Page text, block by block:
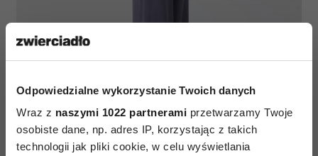
Odpowiedzialne wykorzystanie Twoich danych
Wraz z naszymi 1022 partnerami przetwarzamy Twoje
osobiste dane, np. adres IP, korzystając z takich
technologii jak pliki cookie, w celu wyświetlania
299,99 zł (Fot. materiały prasowe)